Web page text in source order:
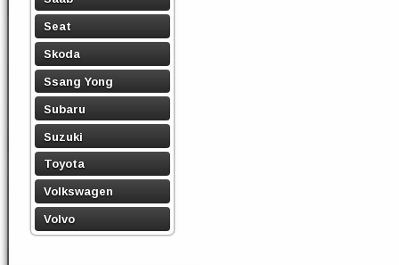
Seat
Skoda
Ssang Yong
Subaru
Suzuki
Toyota
Volkswagen
Volvo